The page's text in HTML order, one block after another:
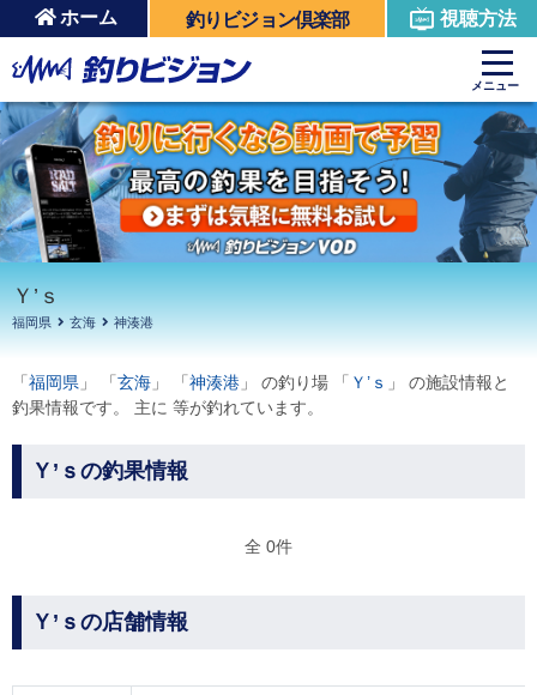
ホーム 釣りビジョン倶楽部 視聴方法
メニュー
Ｙ’ｓ
福岡県 玄海 神湊港
「 福岡県 」 「 玄海 」 「 神湊港 」 の釣り場 「 Ｙ’ｓ 」 の施設情報と
釣果情報です。 主に 等が釣れています。
Ｙ’ｓの釣果情報
全 0件
Ｙ’ｓの店舗情報
周辺の施設を見る